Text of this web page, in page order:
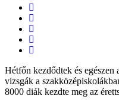
Hétfőn kezdődtek és egészen
vizsgák a
8000 diák kezdte meg az